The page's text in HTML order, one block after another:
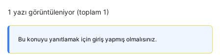
1 yazı görüntüleniyor (toplam 1)
Bu konuyu yanıtlamak için giriş yapmış olmalısınız.